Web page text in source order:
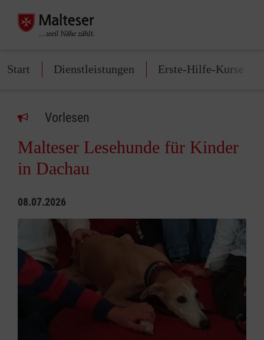
Start Dienstleistungen Erste-Hilfe-Kurse
Vorlesen
Malteser Lesehunde für Kinder
in Dachau
08.07.2026